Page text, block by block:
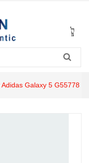
Adidas Galaxy 5 G55778